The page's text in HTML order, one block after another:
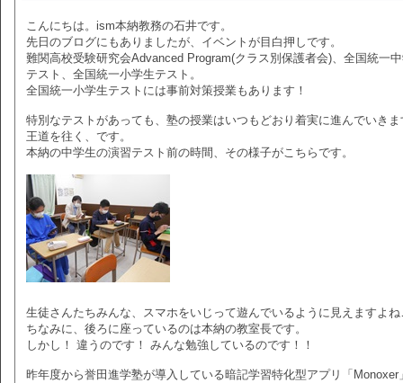
こんにちは。ism本納教務の石井です。
先日のブログにもありましたが、イベントが目白押しです。
難関高校受験研究会Advanced Program(クラス別保護者会)、全国統一
テスト、全国統一小学生テスト。
全国統一小学生テストには事前対策授業もあります！
特別なテストがあっても、塾の授業はいつもどおり着実に進んでいきま
王道を往く、です。
本納の中学生の演習テスト前の時間、その様子がこちらです。
生徒さんたちみんな、スマホをいじって遊んでいるように見えますよ
ちなみに、後ろに座っているのは本納の教室長です。
しかし！ 違うのです！ みんな勉強しているのです！！
昨年度から誉田進学塾が導入している暗記学習特化型アプリ「Monoxer